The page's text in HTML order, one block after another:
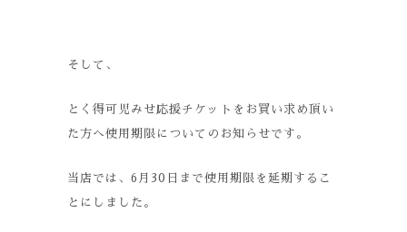
そして、
とく得可児みせ応援チケットをお買い求め頂い
た方へ使用期限についてのお知らせです。
当店では、6月30日まで使用期限を延期するこ
とにしました。